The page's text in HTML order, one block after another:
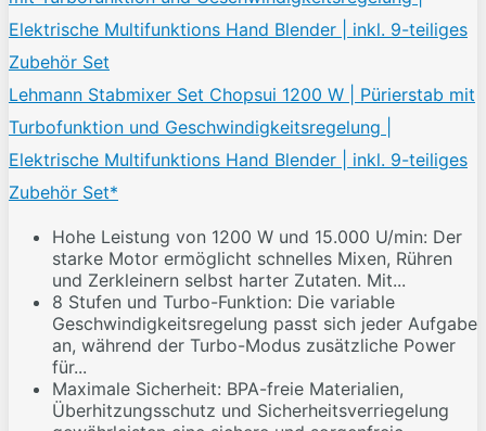
Lehmann Stabmixer Set Chopsui 1200 W | Pürierstab mit
Turbofunktion und Geschwindigkeitsregelung |
Elektrische Multifunktions Hand Blender | inkl. 9-teiliges
Zubehör Set*
Hohe Leistung von 1200 W und 15.000 U/min: Der
starke Motor ermöglicht schnelles Mixen, Rühren
und Zerkleinern selbst harter Zutaten. Mit...
8 Stufen und Turbo-Funktion: Die variable
Geschwindigkeitsregelung passt sich jeder Aufgabe
an, während der Turbo-Modus zusätzliche Power
für...
Maximale Sicherheit: BPA-freie Materialien,
Überhitzungsschutz und Sicherheitsverriegelung